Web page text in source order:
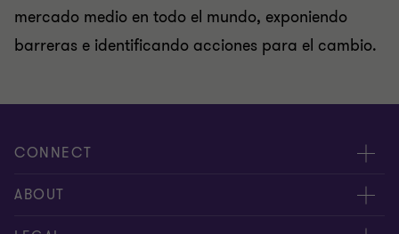
mercado medio en todo el mundo, exponiendo
barreras e identificando acciones para el cambio.
CONNECT
Contáctenos
ABOUT